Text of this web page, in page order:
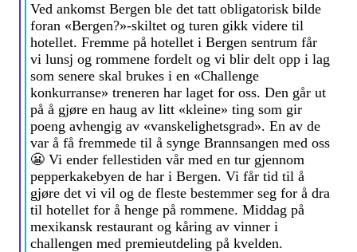
Ved ankomst Bergen ble det tatt obligatorisk bilde
foran «Bergen?»-skiltet og turen gikk videre til
hotellet. Fremme på hotellet i Bergen sentrum får
vi lunsj og rommene fordelt og vi blir delt opp i lag
som senere skal brukes i en «Challenge
konkurranse» treneren har laget for oss. Den går ut
på å gjøre en haug av litt «kleine» ting som gir
poeng avhengig av «vanskelighetsgrad». En av de
var å få fremmede til å synge Brannsangen med oss
😬 Vi ender fellestiden vår med en tur gjennom
pepperkakebyen de har i Bergen. Vi får tid til å
gjøre det vi vil og de fleste bestemmer seg for å dra
til hotellet for å henge på rommene. Middag på
mexikansk restaurant og kåring av vinner i
challengen med premieutdeling på kvelden.